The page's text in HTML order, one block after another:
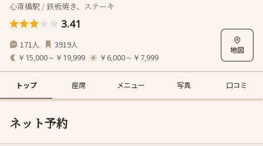
心斎橋駅 / 鉄板焼き、ステーキ
3.41
171人 3919人
￥15,000～￥19,999 ￥6,000～￥7,999
トップ 座席 メニュー 写真 口コミ
ネット予約